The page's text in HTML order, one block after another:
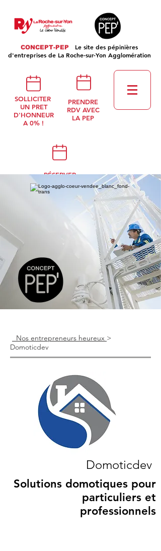
CONCEPT-PEP
Le site des pépinières
d'entreprises de La Roche-sur-Yon Agglomération
SOLLICITER
UN PRET
D'HONNEUR
A 0% !
PRENDRE
RDV AVEC
LA PEP
RÉSERVER
UNE SALLE
Nos entrepreneurs heureux >
Domoticdev
Domoticdev
Solutions domotiques pour
particuliers et
professionnels